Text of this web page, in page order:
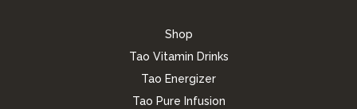
Shop
Tao Vitamin Drinks
Tao Energizer
Tao Pure Infusion